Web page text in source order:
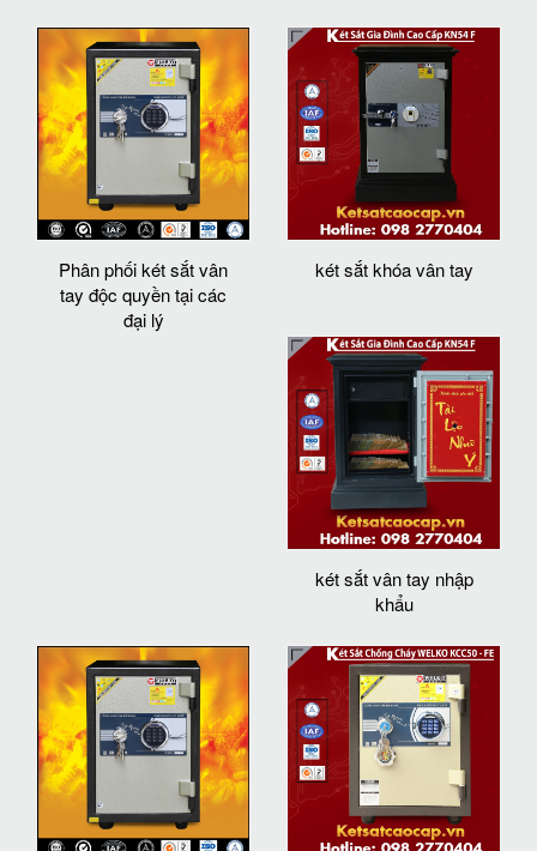
Phân phối két sắt vân
tay độc quyền tại các
đại lý
két sắt khóa vân tay
két sắt vân tay nhập
khẩu